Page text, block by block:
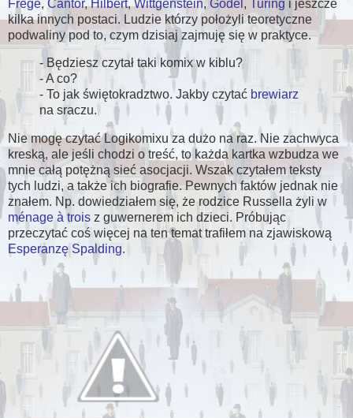
Frege, Cantor,Hilbert,Wittgenstein, Gödel , Turing i jeszcze
kilka innych postaci. Ludzie którzy położyli teoretyczne
podwaliny pod to, czym dzisiaj zajmuję się w praktyce.
- Będziesz czytał taki komix w kiblu?
- A co?
- To jak świętokradztwo. Jakby czytać brewiarz
na sraczu.
Nie mogę czytać Logikomixu za dużo na raz. Nie zachwyca
kreską, ale jeśli chodzi o treść, to każda kartka wzbudza we
mnie całą potężną sieć asocjacji. Wszak czytałem teksty
tych ludzi, a także ich biografie. Pewnych faktów jednak nie
znałem. Np. dowiedziałem się, że rodzice Russella żyli w
ménage à trois z guwernerem ich dzieci. Próbując
przeczytać coś więcej na ten temat trafiłem na zjawiskową
Esperanzę Spalding.